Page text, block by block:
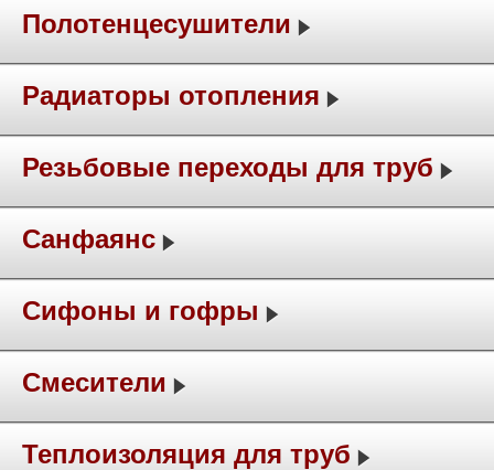
Полотенцесушители
Радиаторы отопления
Резьбовые переходы для труб
Санфаянс
Сифоны и гофры
Смесители
Теплоизоляция для труб